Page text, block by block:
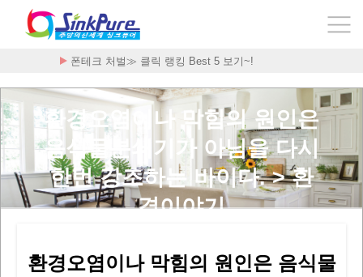
폰테크 처벌≫ 클릭 랭킹 Best 5 보기~!
환경오염이나 막힘의 원인은
음식물분쇄기가 아님을 다시
한번 강조하는 바이다. > 환
경이야기
환경오염이나 막힘의 원인은 음식물